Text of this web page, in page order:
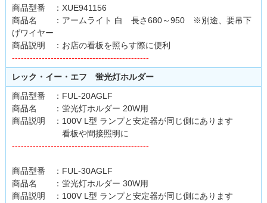
商品型番 ：XUE941156
商品名 ：アームライト 白 長さ680～950 ※別途、要吊下
げワイヤー
商品説明 ：お店の看板を照らす際に便利
----------------------------------------------
レック・イー・エフ 蛍光灯ホルダー
商品型番 ：FUL-20AGLF
商品名 ：蛍光灯ホルダー 20W用
商品説明 ：100V L型 ランプと安定器が同じ側にあります
看板や間接照明に
----------------------------------------------
商品型番 ：FUL-30AGLF
商品名 ：蛍光灯ホルダー 30W用
商品説明 ：100V L型 ランプと安定器が同じ側にあります